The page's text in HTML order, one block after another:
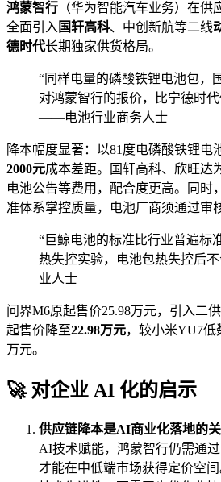
鸿蒙智行 （华为智能汽车业务）在供
全面引入国轩高科、中创新航等二线
德时代长期独家供货格局。
“同样电量的磷酸铁锂电池包，
对鸿蒙智行的报价，比宁德时
——电池行业商务人士
降本幅度显著：以81度电磷酸铁锂电
2000元成本差距。国轩高科、欣旺达
电池公告等费用，配合度更高。同时
准体系掌控质量，电池厂商须通过审
“巨鲸电池的标准比行业普遍标
热失控实验，电池包热失控后
业人士
问界M6原起售价25.98万元，引入二
起售价降至22.98万元，较小米YU7低
万元。
🚀 对企业 AI 化的启示
供应链降本是AI商业化落地的
AI技术赋能，鸿蒙智行仍需通过
才能在中低端市场获得定价空